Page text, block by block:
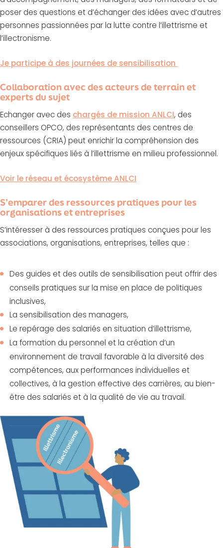
poser des questions et d’échanger des idées avec d’autres
personnes passionnées par la lutte contre l’illettrisme et
l’illectronisme.
Je participe à des journées de sensibilisation
Collaboration avec des acteurs de terrain et
experts du sujet
Echanger avec des chargés de mission ANLCI, des
conseillers OPCO, des représentants des centres de
ressources (CRIA) peut enrichir la compréhension des
enjeux spécifiques liés à l’illettrisme en milieu professionnel.
Voir le réseau et écosystème ANLCI
S’emparer des ressources pratiques pour les
organisations et entreprises
S’intéresser à des ressources pratiques conçues pour les
associations, organisations, entreprises, telles que :
Des guides et des outils de sensibilisation peut offrir des
conseils pratiques sur la mise en place de politiques
inclusives,
La sensibilisation des managers,
Le repérage des salariés en situation d’illettrisme,
La formation du personnel et la création d’un
environnement de travail favorable à la diversité des
compétences, aux performances individuelles et
collectives, à la gestion effective des carrières, au bien-
être des salariés et à la qualité de vie au travail.